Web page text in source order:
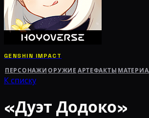
GENSHIN IMPACT
ПЕРСОНАЖИ ОРУЖИЕ АРТЕФАКТЫ
К списку
«Дуэт Додоко»